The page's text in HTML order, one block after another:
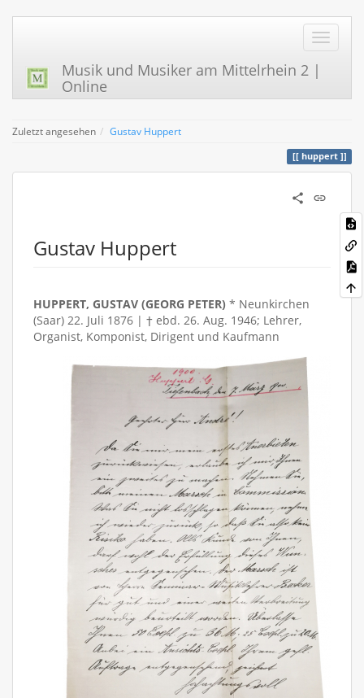
Musik und Musiker am Mittelrhein 2 |
Online
Zuletzt angesehen Gustav Huppert
huppert
Gustav Huppert
HUPPERT, GUSTAV (GEORG PETER) * Neunkirchen
(Saar) 22. Juli 1876 | † ebd. 26. Aug. 1946; Lehrer,
Organist, Komponist, Dirigent und Kaufmann